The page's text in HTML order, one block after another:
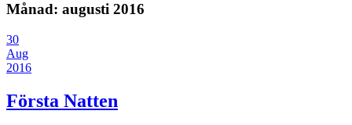
Månad: augusti 2016
30
Aug
2016
Första Natten